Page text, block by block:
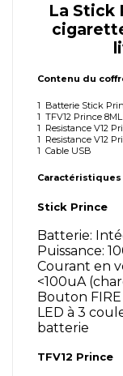
La Stick
Contenu du
1 Batterie Stick
1 TFV12 Prince 8ML
1 Resistance V12
1 Resistance V12
1 Cable USB
Caractéristiques
Stick Prince
Batterie:
Puissance:
Courant en
<100uA
Bouton
LED à 3
batterie
TFV12 Prince